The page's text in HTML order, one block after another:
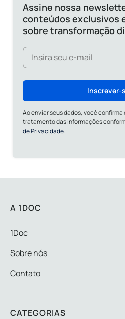
Assine nossa
conteúdos exclusivos
sobre transformação
Inscrever-
Ao enviar seus dados, você
tratamento das informações
de Privacidade.
A 1DOC
1Doc
Sobre nós
Contato
CATEGORIAS